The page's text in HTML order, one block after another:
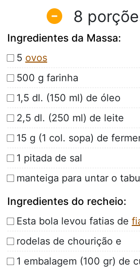
8
Ingredientes da Massa:
5 ovos
500 g farinha
1,5 dl. (150 ml) de óleo
2,5 dl. (250 ml) de leite
15 g (1 col. sopa) de
1 pitada de sal
manteiga para untar o
Ingredientes do recheio:
Esta bola levou fatias de
rodelas de chourição e
1 embalagem (100 gr) de